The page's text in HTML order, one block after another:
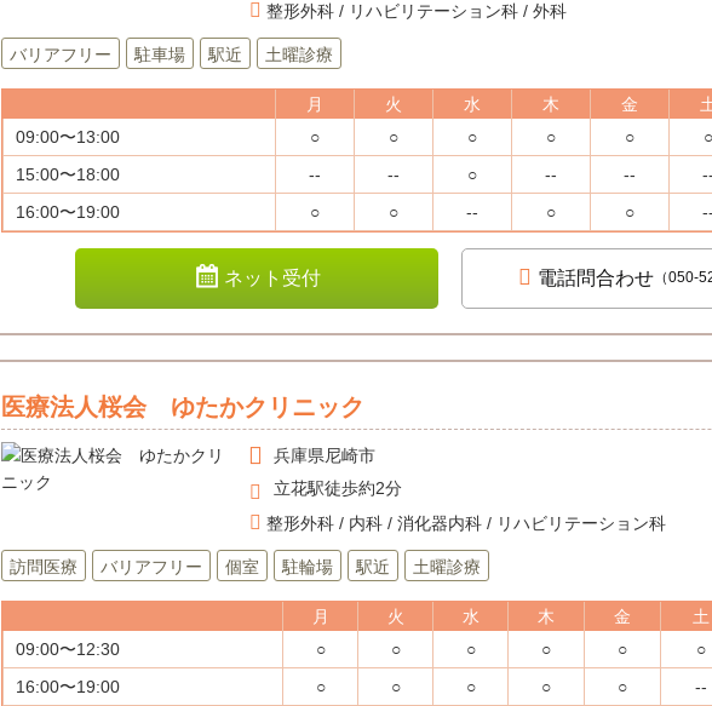
整形外科 / リハビリテーション科 / 外科
バリアフリー 駐車場 駅近 土曜診療
月 火 水 木 金
09:00〜13:00
○ ○ ○ ○ ○ ○
15:00〜18:00
-- -- ○ -- -- --
16:00〜19:00
○ ○ -- ○ ○ --
ネット受付 電話問合わせ （050-
医療法人桜会 ゆたかクリニック
兵庫県尼崎市
立花駅徒歩約2分
整形外科 / 内科 / 消化器内科 / リハビリテーション科
訪問医療 バリアフリー 個室 駐輪場 駅近 土曜診療
月 火 水 木 金 土
09:00〜12:30
○ ○ ○ ○ ○ ○
16:00〜19:00
○ ○ ○ ○ ○ --